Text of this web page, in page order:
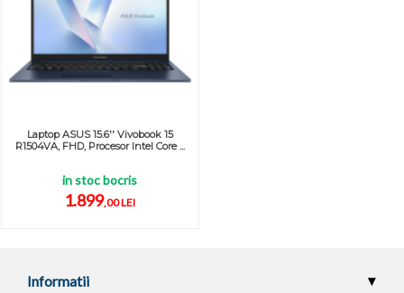
Laptop ASUS 15.6'' Vivobook 15
R1504VA, FHD, Procesor Intel Core ...
in stoc bocris
1.899,00 LEI
Informatii